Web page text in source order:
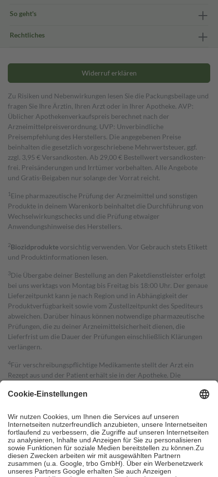
So geht's
Rechtliches
Widerruf erklären
Zu Risiken und Nebenwirkungen lesen Sie die Packungsbeilage und
fragen Sie Ihre Ärztin, Ihren Arzt oder in Ihrer Apotheke. AVP:
Üblicher Apothekenverkaufspreis berechnet nach der
Arzneimittelpreisverordnung. UVP: Unverbindliche
Preisempfehlung des Herstellers. Die angegebenen Preise
beinhalten die gesetzlich vorgeschriebene Mehrwertsteuer, ggf.
zzgl. 3,95 € Versandkosten. Ab 29,00 € Bestell­wert versand­kosten­
frei. Preisänderungen und Irrtümer vorbehalten. Alle Angebote
und Gratis-Beigaben nur solange der Vorrat reicht.
1 Eine pharmazeutische Prüfung der Arzneimittel und sonstigen
Produkte in deinem Warenkorb beinhaltet die Durchführung von
Wechselwirkungschecks und die Prüfung etwaiger
Anwendungshinweise des Herstellers.
2Biozidproduktevorsichtig verwenden. Vor Gebrauch stets Etikett
und Produktinformationen lesen.
3Die Übergabe deiner Bestellung an den Paketdienstleister erfolgt
bei uns werktags von Montag bis Freitag bis 18:00 Uhr. Der genaue
Lieferzeitpunkt kann je nach Region und in Abhängigkeit der
Produktverfügbarkeit sowie vom Zustellzeitpunkt des Spediteurs
abweichen. Darüber hinaus können notwendige pharmazeutische
Prüfungen, die zu deiner Arzneimittelsicherheit dienen, die
Lieferfrist um die Dauer der Prüfungen einschließlich Klärungen
verlängern.
4Für verschreibungspflichtige Medikamente stellt der Arzt ein
Rezept aus und der Patient erhält sie in der Apotheke. Die
Kosten dafür, der Versicherte trägt einen Teil davon als Zuzahlung
Grundsätzlich leisten Mitglieder Zuzahlungen in Höhe von zehn
Prozent des Abgabepreises,mindestensjedochfünf Euround
höchstens zehn Euro.Es sind jedoch nie mehr als die tatsächlichen
Kosten der Leistung zu entrichten.
Diese Regeln gelten grundsätzlich auch für Online-Apotheken.
Bei Heilmitteln und häuslicher Krankenpflege beträgt die